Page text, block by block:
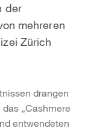
der
mehreren
Zürich
drangen
„Cashmere
entwendeten